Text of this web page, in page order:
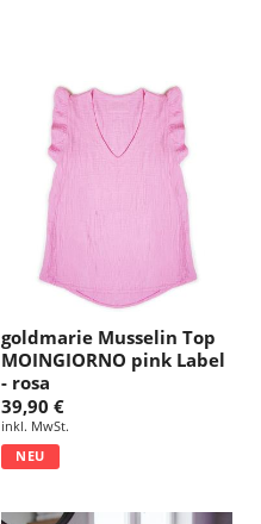
goldmarie Musselin Top
MOINGIORNO pink Label
- rosa
39,90 €
inkl. MwSt.
NEU